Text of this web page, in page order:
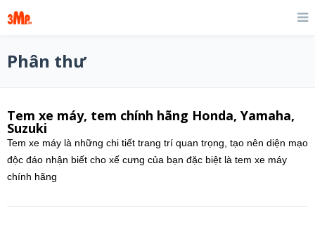
Phân thư
Tem xe máy, tem chính hãng Honda, Yamaha,
Suzuki
Tem xe máy là những chi tiết trang trí quan trọng, tạo nên diện mạo
độc đáo nhận biết cho xế cưng của bạn đặc biệt là tem xe máy
chính hãng